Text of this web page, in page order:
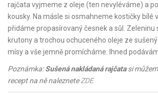
rajčata vyjmeme z oleje (ten nevyléváme) a
kousky. Na másle si osmahneme kostičky bílé
přidáme propasírovaný česnek a sůl. Zeleninu
krutony a trochou ochuceného oleje ze
mísy a vše jemně promícháme. Ihned
Poznámka:Sušená nakládaná rajčatasi
recept na ně nalezneteZDE